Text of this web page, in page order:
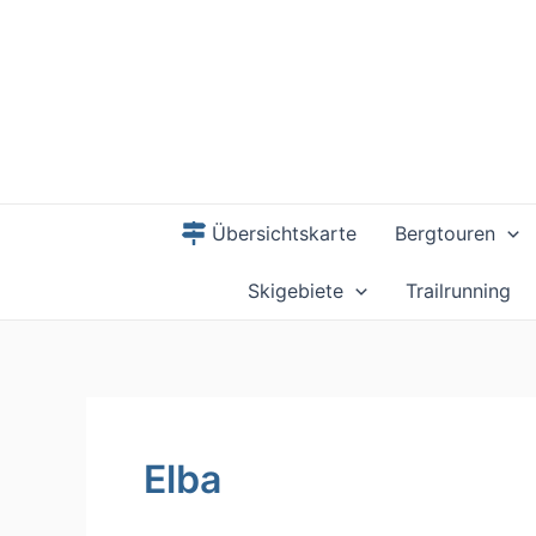
Übersichtskarte Bergtouren
Skigebiete Trailrunning
Elba